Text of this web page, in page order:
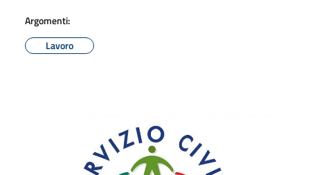
Argomenti:
Lavoro